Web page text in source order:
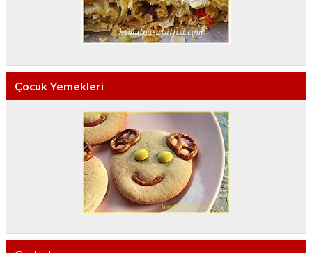
Çocuk Yemekleri